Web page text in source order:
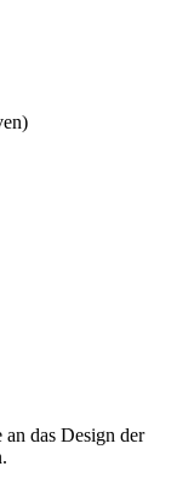
an das Design der